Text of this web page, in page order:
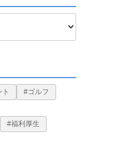
#ゴルフ
#福利厚生